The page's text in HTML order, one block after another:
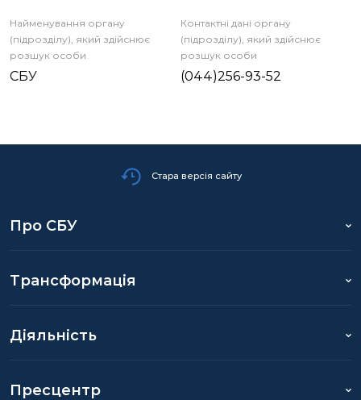
Найменування органу
(підрозділу), який здійснює
розшук особи
СБУ
Контактні дані органу
(підрозділу), який здійснює
розшук особи
(044)256-93-52
Стара версія сайту
Про СБУ
Трансформація
Діяльність
Пресцентр